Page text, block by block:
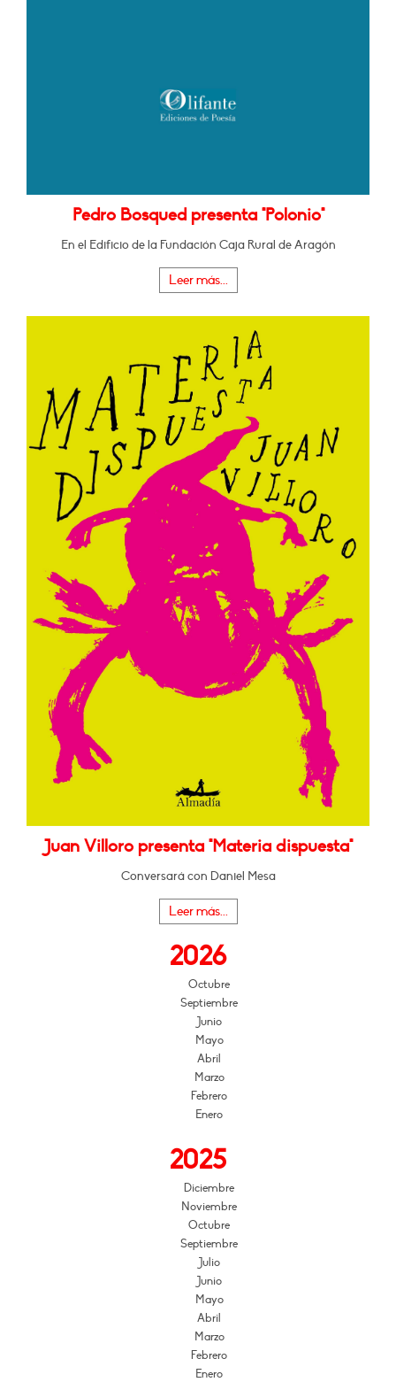
Pedro Bosqued presenta "Polonio"
En el Edificio de la Fundación Caja Rural de Aragón
Leer más...
Juan Villoro presenta "Materia dispuesta"
Conversará con Daniel Mesa
Leer más...
2026
Octubre
Septiembre
Junio
Mayo
Abril
Marzo
Febrero
Enero
2025
Diciembre
Noviembre
Octubre
Septiembre
Julio
Junio
Mayo
Abril
Marzo
Febrero
Enero